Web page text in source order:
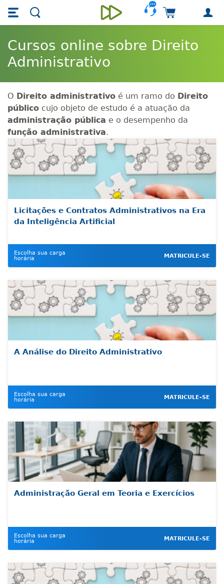
Skip main navigation
Skip to main content
Unieducar
Carrinho de
Cursos online sobre Direito
Administrativo
O Direito administrativo é um ramo do Direito
público cujo objeto de estudo é a atuação da
administração pública e o desempenho da
função administrativa.
Licitações e Contratos Administrativos na Era
da Inteligência Artificial
Escolha sua carga
horária
MATRICULE-SE
A Análise do Direito Administrativo
Escolha sua carga
horária
MATRICULE-SE
Administração Geral em Teoria e Exercícios
Escolha sua carga
horária
MATRICULE-SE